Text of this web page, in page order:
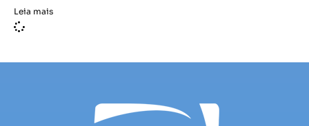
Leia mais